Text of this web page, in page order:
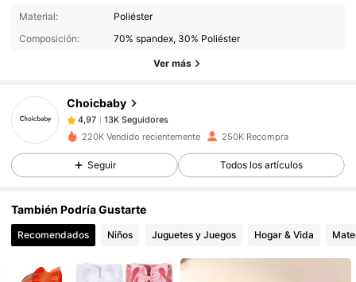
Material:
Poliéster
Composición:
70% spandex, 30% Poliéster
Ver más
Choicbaby
13K Seguidores
13K Seguidores
4,97 13K Seguidores
4,97 13K Seguidores
4,97
13K Seguidores
220K Vendido recientemente 250K Recompra
Seguir Todos los artículos
También Podría Gustarte
Recomendados Niños Juguetes y Juegos Hogar & Vida